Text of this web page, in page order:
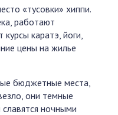
«тусовки» хиппи.
работают
каратэ, йоги,
цены на жилье
бюджетные места,
они темные
ночными